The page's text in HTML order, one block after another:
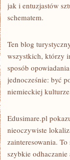
jak i entuzjastów
schematem.
Ten blog
wszystkich, którzy
sposób
jednocześnie: być
niemieckiej
Edusimare.pl
nieoczywiste
zainteresowania.
szybkie